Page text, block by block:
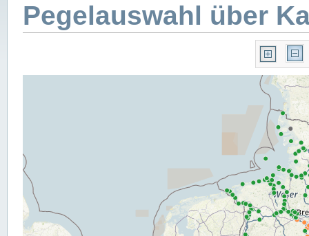
Pegelauswahl über